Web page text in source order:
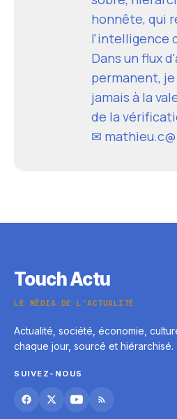
honnête, qui
l'intelligence
Dans un flux
permanent,
jamais à la
de la
✉
Touch Actu
LE MÉDIA DE L'ACTUALITÉ
Actualité, société, économie,
chaque jour, sourcé et hiérarchisé.
SUIVEZ-NOUS